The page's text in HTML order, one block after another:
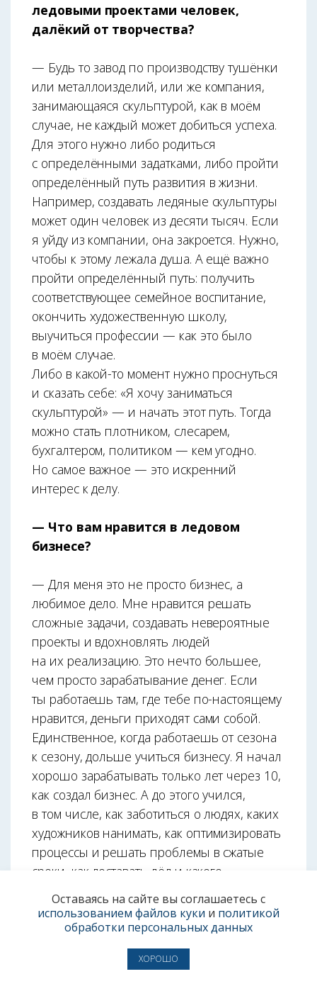
ледовыми проектами человек,
далёкий от творчества?
— Будь то завод по производству тушёнки
или металлоизделий, или же компания,
занимающаяся скульптурой, как в моём
случае, не каждый может добиться успеха.
Для этого нужно либо родиться
с определёнными задатками, либо пройти
определённый путь развития в жизни.
Например, создавать ледяные скульптуры
может один человек из десяти тысяч. Если
я уйду из компании, она закроется. Нужно,
чтобы к этому лежала душа. А ещё важно
пройти определённый путь: получить
соответствующее семейное воспитание,
окончить художественную школу,
выучиться профессии — как это было
в моём случае.
Либо в какой-то момент нужно проснуться
и сказать себе: «Я хочу заниматься
скульптурой» — и начать этот путь. Тогда
можно стать плотником, слесарем,
бухгалтером, политиком — кем угодно.
Но самое важное — это искренний
интерес к делу.
— Что вам нравится в ледовом
бизнесе?
— Для меня это не просто бизнес, а
любимое дело. Мне нравится решать
сложные задачи, создавать невероятные
проекты и вдохновлять людей
на их реализацию. Это нечто большее,
чем просто зарабатывание денег. Если
ты работаешь там, где тебе по-настоящему
нравится, деньги приходят сами собой.
Единственное, когда работаешь от сезона
к сезону, дольше учиться бизнесу. Я начал
хорошо зарабатывать только лет через 10,
как создал бизнес. А до этого учился,
в том числе, как заботиться о людях, каких
художников нанимать, как оптимизировать
процессы и решать проблемы в сжатые
сроки, как доставать лёд и какого
он должен быть качества,
как его готовить — всё это имеет
значение.
— Каково с творческими людьми?
Оставаясь на сайте вы соглашаетесь с
использованием файлов куки и политикой
обработки персональных данных
ХОРОШО